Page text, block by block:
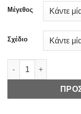
was:
Μέγεθος
Σχέδιο
Zoocchini Swim